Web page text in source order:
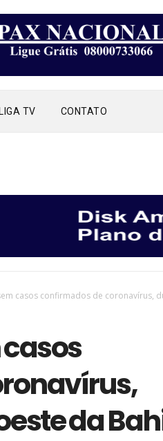
TV CONTATO
casos confirmados de coronavírus,
da